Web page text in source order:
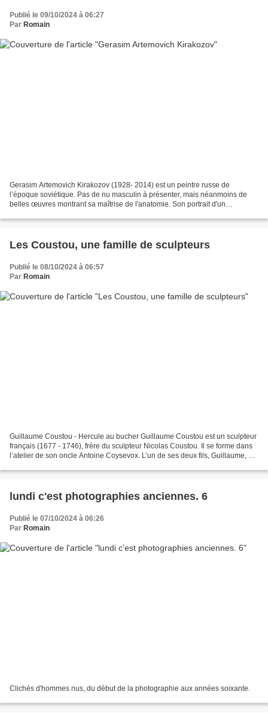
Publié le 09/10/2024 à 06:27
Par Romain
Gerasim Artemovich Kirakozov (1928- 2014) est un peintre russe de
l’époque soviétique. Pas de nu masculin à présenter, mais néanmoins de
belles œuvres montrant sa maîtrise de l'anatomie. Son portrait d'un
Les Coustou, une famille de sculpteurs
Publié le 08/10/2024 à 06:57
Par Romain
Guillaume Coustou - Hercule au bucher Guillaume Coustou est un sculpteur
français (1677 - 1746), frère du sculpteur Nicolas Coustou. Il se forme dans
l’atelier de son oncle Antoine Coysevox. L’un de ses deux fils, Guillaume, est
lundi c'est photographies anciennes. 6
Publié le 07/10/2024 à 06:26
Par Romain
Clichés d'hommes nus, du début de la photographie aux années soixante.